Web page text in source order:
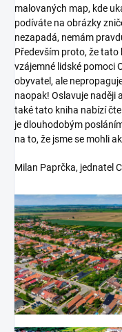
malovaných map, kde
podíváte na obrázky
nezapadá, nemám
Především proto, že
vzájemné lidské pomoci
obyvatel, ale
naopak! Oslavuje naději
také tato kniha nabízí
je dlouhodobým
na to, že jsme se mohli
Milan Paprčka, jednatel